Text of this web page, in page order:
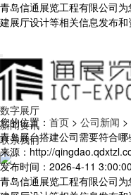
青岛信通展览工程有限公司
建展厅设计等相关信息发布
数字展厅
新闻资讯
联系我们
您的位置： 首页 > 公司新闻 >
青岛展台搭建公司需要符合
来源：http://
发布时间：2026-4-11 3:00:00
青岛信通展览工程有限公司